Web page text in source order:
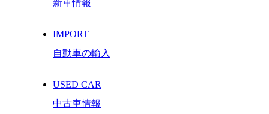
新車情報
IMPORT
自動車の輸入
USED CAR
中古車情報